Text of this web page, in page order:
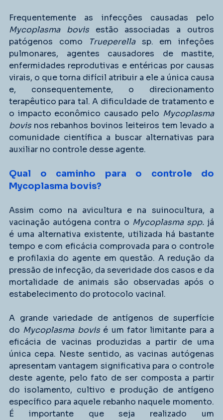
Mycoplasma bovis estão associadas a outros
patógenos como
Trueperella sp. em infeções
pulmonares, agentes causadores de mastite,
enfermidades reprodutivas e entéricas por causas
virais, o que torna difícil atribuir a ele a única causa
e, consequentemente, o direcionamento
terapêutico para tal. A dificuldade de tratamento e
o impacto econômico causado pelo Mycoplasma
bovis nos rebanhos bovinos leiteiros tem levado a
comunidade científica a buscar alternativas para
auxiliar no controle desse agente.
Qual o caminho para o controle do
Mycoplasma bovis?
Assim como na avicultura e na suinocultura, a
vacinação autógena contra o Mycoplasma spp. já
é uma alternativa existente, utilizada há bastante
tempo e com eficácia comprovada para o controle
e profilaxia do agente em questão. A redução da
pressão de infecção, da severidade dos casos e da
mortalidade de animais são observadas após o
estabelecimento do protocolo vacinal.
A grande variedade de antígenos de superfície
do Mycoplasma bovis é um fator limitante para a
eficácia de vacinas produzidas a partir de uma
única cepa. Neste sentido, as vacinas autógenas
apresentam vantagem significativa para o controle
deste agente, pelo fato de ser composta a partir
do isolamento, cultivo e produção de antígeno
específico para aquele rebanho naquele momento.
É importante que seja realizado um